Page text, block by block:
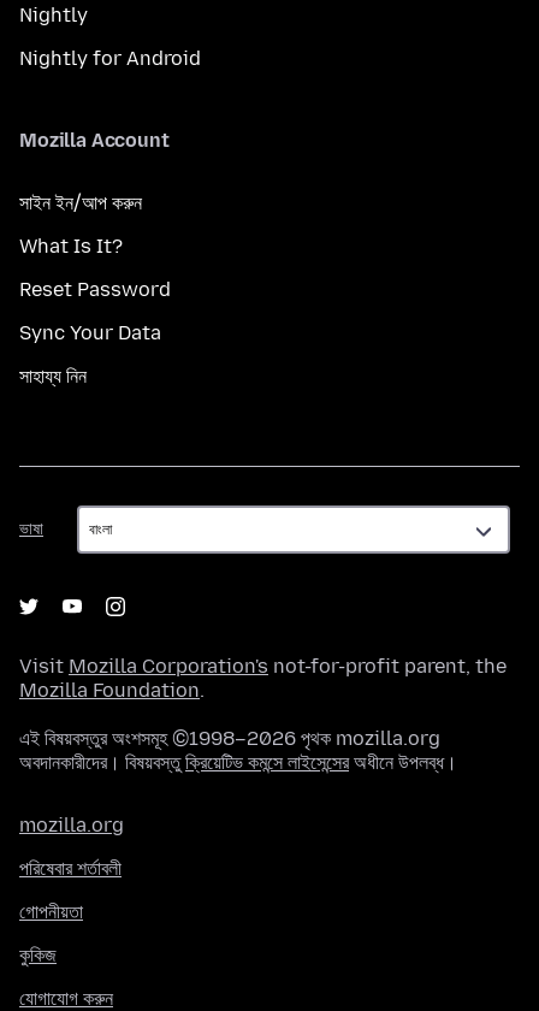
Nightly
Nightly for Android
Mozilla Account
সাইন ইন/আপ করুন
What Is It?
Reset Password
Sync Your Data
সাহায্য নিন
ভাষা
ভাষা
Visit Mozilla Corporation's not-for-profit parent, the
Mozilla Foundation.
এই বিষয়বস্তুর অংশসমূহ ©1998–2026 পৃথক mozilla.org
অবদানকারীদের। বিষয়বস্তুক্রিয়েটিভ কমন্সে লাইসেন্সেরঅধীনে উপলব্ধ।
mozilla.org
পরিষেবার শর্তাবলী
গোপনীয়তা
কুকিজ
যোগাযোগ করুন